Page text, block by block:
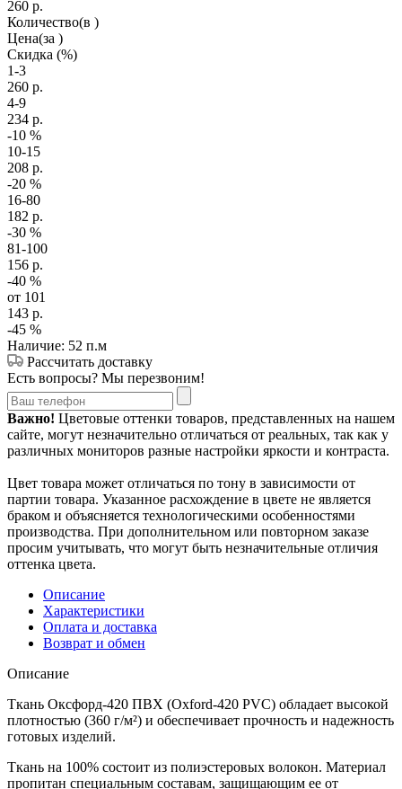
260 р.
Количество(в )
Цена(за )
Скидка (%)
1-3
260 р.
4-9
234 р.
-10 %
10-15
208 р.
-20 %
16-80
182 р.
-30 %
81-100
156 р.
-40 %
от 101
143 р.
-45 %
Наличие: 52 п.м
Рассчитать доставку
Есть вопросы? Мы перезвоним!
Важно! Цветовые оттенки товаров, представленных на нашем
сайте, могут незначительно отличаться от реальных, так как у
различных мониторов разные настройки яркости и контраста.
Цвет товара может отличаться по тону в зависимости от
партии товара. Указанное расхождение в цвете не является
браком и объясняется технологическими особенностями
производства. При дополнительном или повторном заказе
просим учитывать, что могут быть незначительные отличия
оттенка цвета.
Описание
Характеристики
Оплата и доставка
Возврат и обмен
Описание
Ткань Оксфорд-420 ПВХ (Oxford-420 PVC) обладает высокой
плотностью (360 г/м²) и обеспечивает прочность и надежность
готовых изделий.
Ткань на 100% состоит из полиэстеровых волокон. Материал
пропитан специальным составам, защищающим ее от